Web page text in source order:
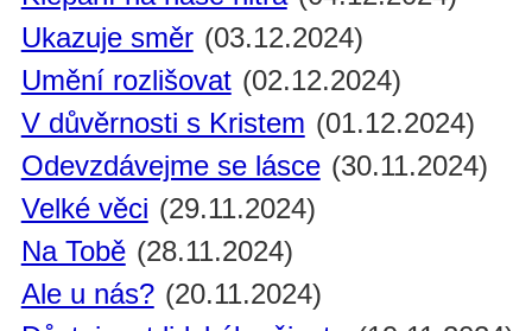
Ukazuje směr (03.12.2024)
Umění rozlišovat (02.12.2024)
V důvěrnosti s Kristem (01.12.2024)
Odevzdávejme se lásce (30.11.2024)
Velké věci (29.11.2024)
Na Tobě (28.11.2024)
Ale u nás? (20.11.2024)